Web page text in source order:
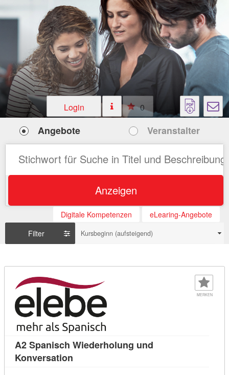
Login 0
Angebote Veranstalter
Anzeigen
Digitale Kompetenzen
eLearing-Angebote
Filter
Kursbeginn (aufsteigend)
MERKEN
A2 Spanisch Wiederholung und
Konversation